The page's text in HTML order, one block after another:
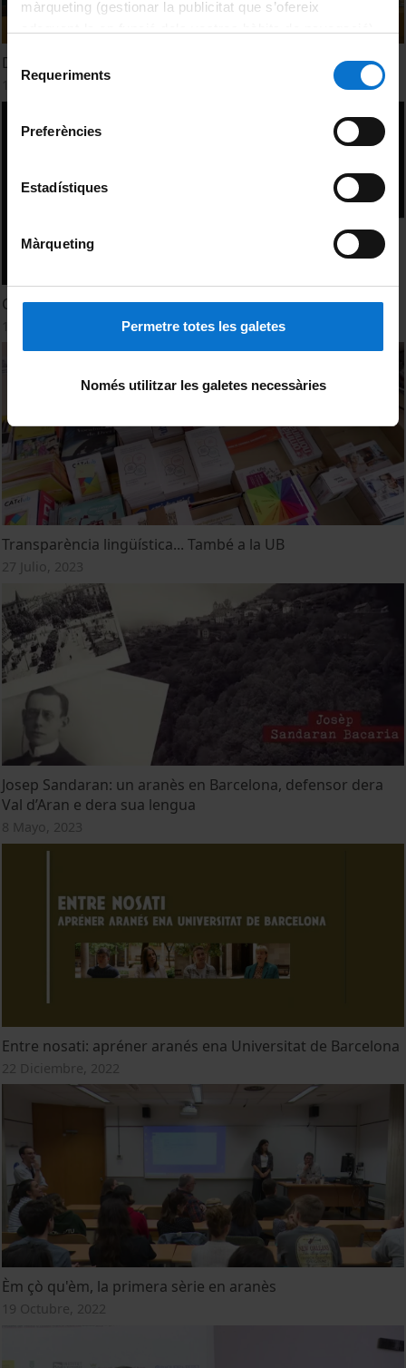
màrqueting (gestionar la publicitat que s’ofereix
consultar laPolítica de galetes del lloc web de la
Selecció
consentiment
Requeriments
Preferències
Estadístiques
Màrqueting
Permetre totes les galetes
Només utilitzar les galetes necessàries
Dreceres i escurçons: l'espai occità a l'hipermèdia
18 Octubre, 2023
Cursos d'aranès a la Universitat de Barcelona 2023-2024
19 Septiembre, 2023
Transparència lingüística... També a la UB
27 Julio, 2023
Josep Sandaran: un aranès en Barcelona, defensor dera
Val d’Aran e dera sua lengua
8 Mayo, 2023
Entre nosati: apréner aranés ena Universitat de Barcelona
22 Diciembre, 2022
Èm çò qu'èm, la primera sèrie en aranès
19 Octubre, 2022